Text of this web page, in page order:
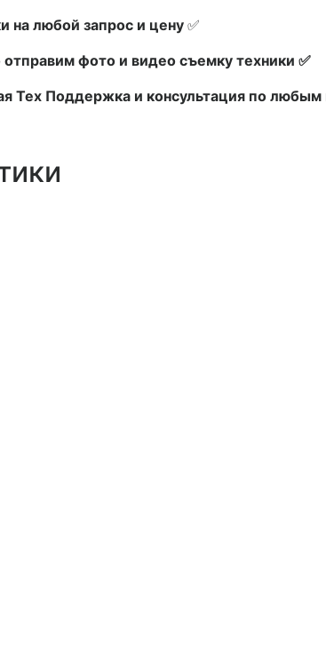
на любой запрос и цену ✅
фото и видео съемку техники ✅
Тех Поддержка и консультация по любым